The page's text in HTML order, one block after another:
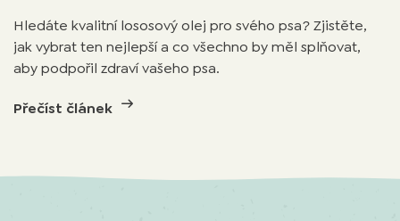
Hledáte kvalitní lososový olej pro svého psa? Zjistěte,
jak vybrat ten nejlepší a co všechno by měl splňovat,
aby podpořil zdraví vašeho psa.
Přečíst článek